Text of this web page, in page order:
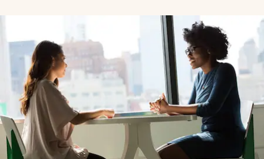
Mundial 2026
Eventos Corporativos
El Cronista Studio
Mediakit